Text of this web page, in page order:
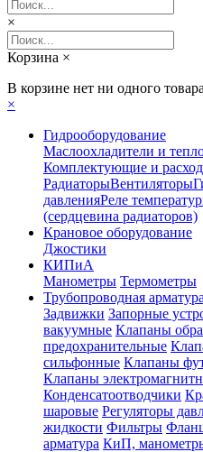
×
Корзина ×
В корзине нет ни одного товара
×
Гидрооборудование
Маслоохладители и
Комплектующие и
РадиаторыВентиляторы
давленияРеле
(сердцевина радиаторов)
Крановое оборудование
Джостики
КИПиА
Манометры Термометры
Трубопроводная арматура
Задвижки Запорные
вакуумные Клапаны
предохранительные
сильфонные Клапаны
Клапаны
Конденсатоотводчики
шаровые Регуляторы
жидкости Фильтры
арматура КиП,